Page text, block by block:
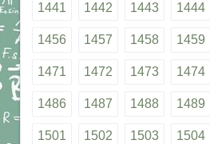
1441 1442 1443 1444
1456 1457 1458 1459
1471 1472 1473 1474
1486 1487 1488 1489
1501 1502 1503 1504